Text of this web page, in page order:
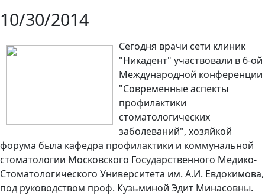
10/30/2014
Сегодня врачи сети клиник
"Никадент" участвовали в 6-ой
Международной конференции
"Современные аспекты
профилактики
стоматологических
заболеваний", хозяйкой
форума была кафедра профилактики и коммунальной
стоматологии Московского Государственного Медико-
Стоматологического Университета им. А.И. Евдокимова,
под руководством проф. Кузьминой Эдит Минасовны.